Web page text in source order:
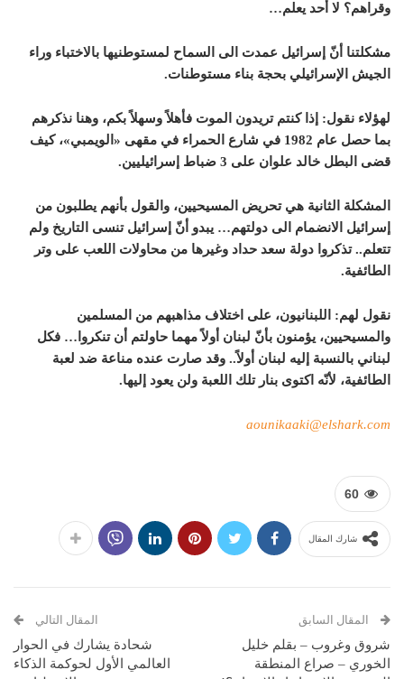
وقراهم؟ لا أحد يعلم…
مشكلتنا أنّ إسرائيل عمدت الى السماح لمستوطنيها بالاختباء وراء
الجيش الإسرائيلي بحجة بناء مستوطنات.
لهؤلاء نقول: إذا كنتم تريدون الموت فأهلاً وسهلاً بكم، وهنا نذكرهم
بما حصل عام 1982 في شارع الحمراء في مقهى «الويمبي»، كيف
قضى البطل خالد علوان على 3 ضباط إسرائيليين.
المشكلة الثانية هي تحريض المسيحيين، والقول بأنهم يطلبون من
إسرائيل الانضمام الى دولتهم… يبدو أنّ إسرائيل تنسى التاريخ ولم
تتعلم.. تذكروا دولة سعد حداد وغيرها من محاولات اللعب على وتر
الطائفية.
نقول لهم: اللبنانيون، على اختلاف مذاهبهم من المسلمين
والمسيحيين، يؤمنون بأنّ لبنان أولاً مهما حاولتم أن تنكروا… فكل
لبناني بالنسبة إليه لبنان أولاً.. وقد صارت عنده مناعة ضد لعبة
الطائفية، لأنّه اكتوى بنار تلك اللعبة ولن يعود إليها.
aounikaaki@elshark.com
60
شارك المقال
المقال السابق
شروق وغروب – بقلم خليل
الخوري – صراع المنطقة
المقال التالي
شحادة يشارك في الحوار
العالمي الأول لحوكمة الذكاء